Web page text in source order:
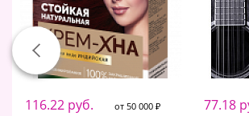
116.22 руб. от 50 000 ₽ 77.18